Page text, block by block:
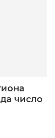
число